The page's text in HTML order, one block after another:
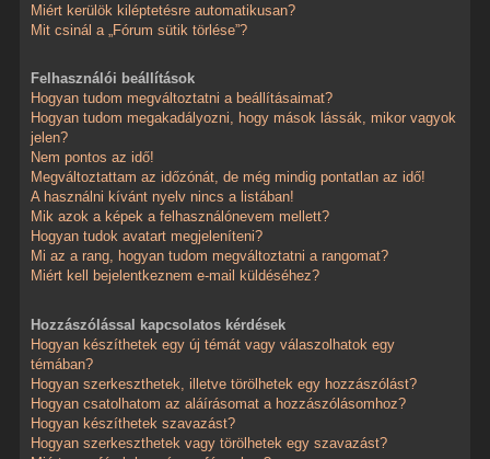
Miért kerülök kiléptetésre automatikusan?
Mit csinál a „Fórum sütik törlése”?
Felhasználói beállítások
Hogyan tudom megváltoztatni a beállításaimat?
Hogyan tudom megakadályozni, hogy mások lássák, mikor vagyok
jelen?
Nem pontos az idő!
Megváltoztattam az időzónát, de még mindig pontatlan az idő!
A használni kívánt nyelv nincs a listában!
Mik azok a képek a felhasználónevem mellett?
Hogyan tudok avatart megjeleníteni?
Mi az a rang, hogyan tudom megváltoztatni a rangomat?
Miért kell bejelentkeznem e-mail küldéséhez?
Hozzászólással kapcsolatos kérdések
Hogyan készíthetek egy új témát vagy válaszolhatok egy
témában?
Hogyan szerkeszthetek, illetve törölhetek egy hozzászólást?
Hogyan csatolhatom az aláírásomat a hozzászólásomhoz?
Hogyan készíthetek szavazást?
Hogyan szerkeszthetek vagy törölhetek egy szavazást?